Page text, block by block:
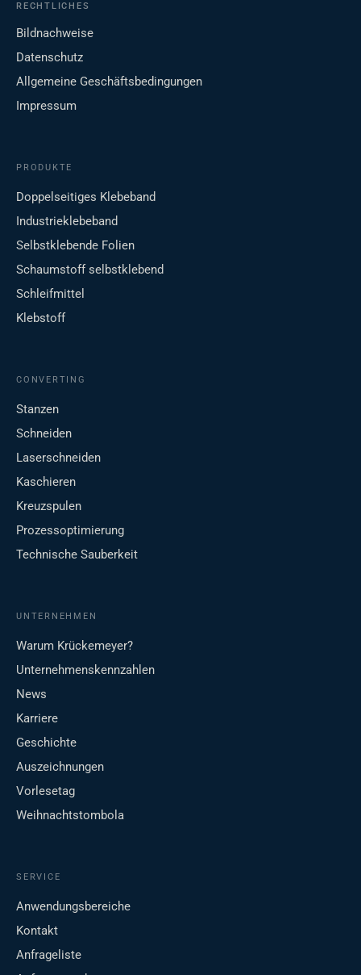
RECHTLICHES
Bildnachweise
Datenschutz
Allgemeine Geschäftsbedingungen
Impressum
PRODUKTE
Doppelseitiges Klebeband
Industrieklebeband
Selbstklebende Folien
Schaumstoff selbstklebend
Schleifmittel
Klebstoff
CONVERTING
Stanzen
Schneiden
Laserschneiden
Kaschieren
Kreuzspulen
Prozessoptimierung
Technische Sauberkeit
UNTERNEHMEN
Warum Krückemeyer?
Unternehmenskennzahlen
News
Karriere
Geschichte
Auszeichnungen
Vorlesetag
Weihnachtstombola
SERVICE
Anwendungsbereiche
Kontakt
Anfrageliste